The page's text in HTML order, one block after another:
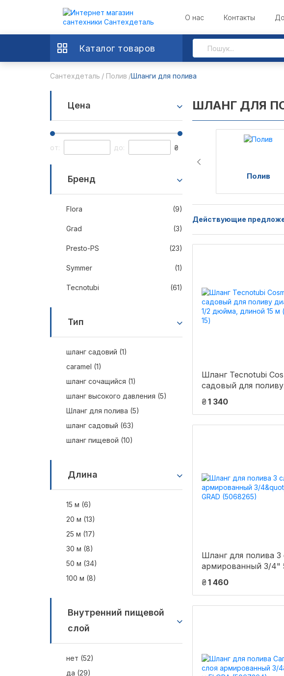
О нас Контакты
Каталог товаров
Сантехдеталь Полив Шланги для полива
Цена
от: до: ₴
Бренд
Flora (9)
Grad (3)
Presto-PS (23)
Symmer (1)
Tecnotubi (61)
Тип
шланг садовий (1)
caramel (1)
шланг сочащийся (1)
шланг высокого давления (5)
Шланг для полива (5)
шланг садовый (63)
шланг пищевой (10)
Длина
15 м (6)
20 м (13)
25 м (17)
30 м (8)
50 м (34)
100 м (8)
Внутренний пищевой
слой
нет (52)
да (29)
ШЛАНГ ДЛЯ
Полив
Действующие
Шланг Tecnotubi
садовый для поливу
диаметром 1/2
длиной 15 м (CS 1/2
₴1 340
Шланг для полива 3
армированный 3/4"
GRAD (5068265)
₴1 460